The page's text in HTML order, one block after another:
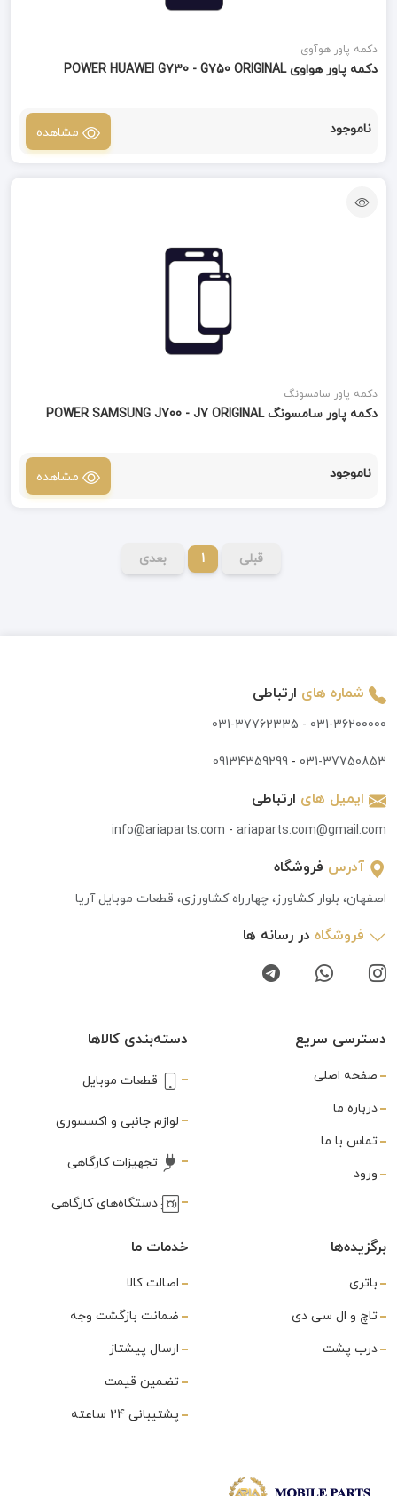
دکمه پاور هوآوی
دکمه پاور هواوی POWER HUAWEI G730 - G750 ORIGINAL
ناموجود مشاهده
دکمه پاور سامسونگ
دکمه پاور سامسونگ POWER SAMSUNG J700 - J7 ORIGINAL
ناموجود مشاهده
قبلی 1 بعدی
شماره های ارتباطی
031-36200000
-
031-37762335
031-37750853
-
09134359299
ایمیل های ارتباطی
info@ariaparts.com - ariaparts.com@gmail.com
آدرس فروشگاه
اصفهان، بلوار کشاورز، چهارراه کشاورزی، قطعات موبایل آریا
فروشگاه در رسانه ها
دسترسی سریع
صفحه اصلی
درباره ما
تماس با ما
ورود
دسته‌بندی کالاها
قطعات موبایل
لوازم جانبی و اکسسوری
تجهیزات کارگاهی
دستگاه‌های کارگاهی
برگزیده‌ها
باتری
تاچ و ال سی دی
درب پشت
خدمات ما
اصالت کالا
ضمانت بازگشت وجه
ارسال پیشتاز
تضمین قیمت
پشتیبانی 24 ساعته